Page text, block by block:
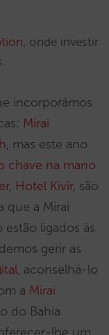
, onde investir
incorporámos
Mirai
, mas este ano
chave na mano
, Hotel Kivir, são
que a Mirai
ligados às
gerir as
, aconselhá-lo
a Mirai
do Bahia